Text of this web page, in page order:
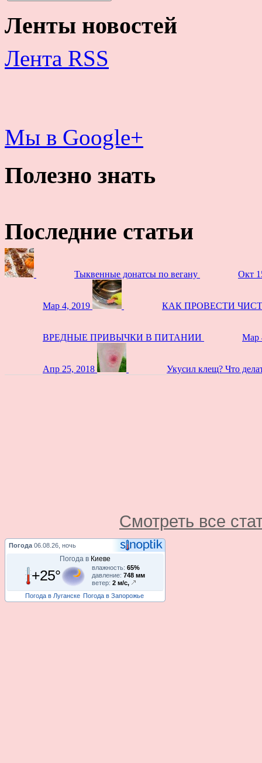
Ленты новостей
Лента RSS
Мы в Google+
Полезно знать
Последние статьи
Тыквенные донатсы по вегану Окт
Мар 4, 2019 КАК ПРОВЕСТИ
ВРЕДНЫЕ ПРИВЫЧКИ В ПИТАНИИ Мар
Апр 25, 2018 Укусил клещ? Что
Смотреть все
Погода 06.08.26, ночь
Погода в Киеве
+25° влажность: 65%
давление: 748 мм
ветер: 2 м/с,
Погода в Луганске Погода в Запорожье